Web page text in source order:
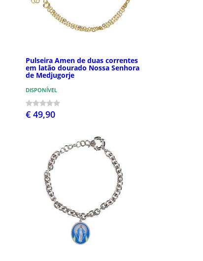
Pulseira Amen de duas correntes
em latão dourado Nossa Senhora
de Medjugorje
DISPONÍVEL
€ 49,90